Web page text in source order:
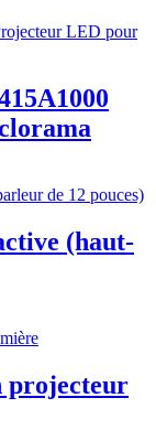
(haut-
projecteur